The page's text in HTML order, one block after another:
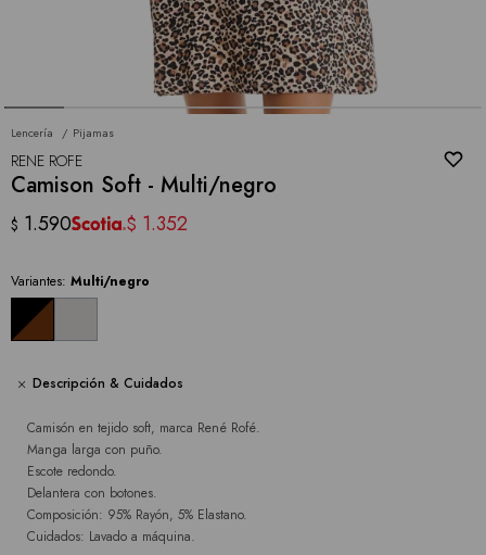
Lencería Pijamas
RENE ROFE
Camison Soft - Multi/negro
$ 1.590 $ 1.352
Variantes: Multi/negro
Descripción & Cuidados
Camisón en tejido soft, marca René Rofé.
Manga larga con puño.
Escote redondo.
Delantera con botones.
Composición: 95% Rayón, 5% Elastano.
Cuidados: Lavado a máquina.